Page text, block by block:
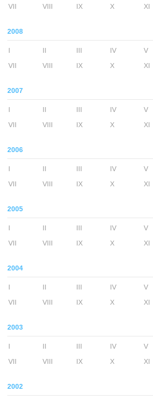
VII
VIII IX X XI
2008
I II III IV V
VII
VIII IX X XI
2007
I II III IV V
VII
VIII IX X XI
2006
I II III IV V
VII
VIII IX X XI
2005
I II III IV V
VII
VIII IX X XI
2004
I II III IV V
VII
VIII IX X XI
2003
I II III IV V
VII
VIII IX X XI
2002